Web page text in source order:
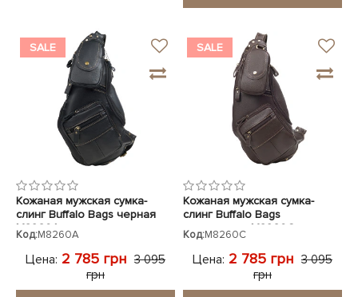
SALE
Кожаная мужская сумка-
слинг Buffalo Bags черная
M8260A
Код:M8260A
Цена: 2 785 грн 3 095
грн
SALE
Кожаная мужская сумка-
слинг Buffalo Bags
коричневая M8260C
Код:M8260C
Цена: 2 785 грн 3 095
грн